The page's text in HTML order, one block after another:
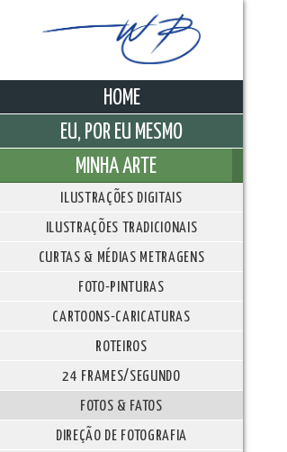
HOME
EU, POR EU MESMO
MINHA ARTE
ILUSTRAÇÕES DIGITAIS
ILUSTRAÇÕES TRADICIONAIS
CURTAS & MÉDIAS METRAGENS
FOTO-PINTURAS
CARTOONS-CARICATURAS
ROTEIROS
24 FRAMES/SEGUNDO
FOTOS & FATOS
DIREÇÃO DE FOTOGRAFIA